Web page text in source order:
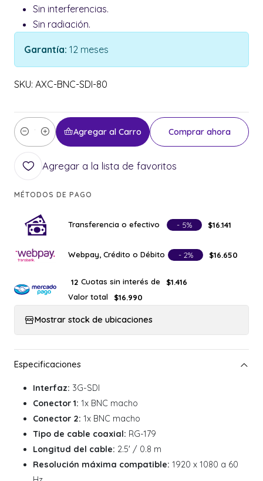
Sin interferencias.
Sin radiación.
Garantía: 12 meses
SKU: AXC-BNC-SDI-80
Cantidad
Agregar al Carro Comprar ahora
Agregar a la lista de favoritos
MÉTODOS DE PAGO
Transferencia o efectivo - 5% $16.141
Webpay, Crédito o Débito - 2% $16.650
12 Cuotas sin interés de
$1.416
Valor total
$16.990
Mostrar stock de ubicaciones
Interfaz: 3G-SDI
Conector 1: 1x BNC macho
Conector 2: 1x BNC macho
Tipo de cable coaxial: RG-179
Longitud del cable: 2.5' / 0.8 m
Resolución máxima compatible: 1920 x 1080 a 60